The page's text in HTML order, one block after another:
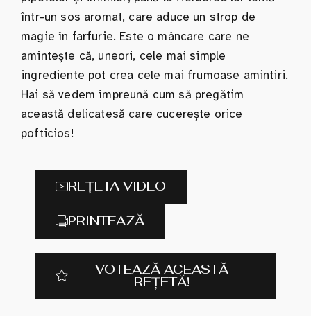
într-un sos aromat, care aduce un strop de
magie în farfurie. Este o mâncare care ne
amintește că, uneori, cele mai simple
ingrediente pot crea cele mai frumoase amintiri.
Hai să vedem împreună cum să pregătim
această delicatesă care cucerește orice
pofticios!
REȚETA VIDEO
PRINTEAZĂ
VOTEAZĂ ACEASTĂ
REȚETĂ!